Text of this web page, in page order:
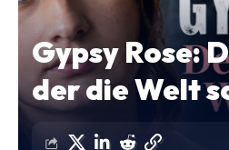
Gypsy Rose:
der die Welt